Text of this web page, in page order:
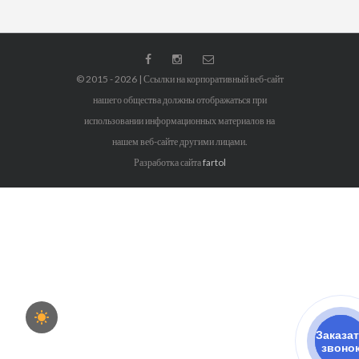
© 2015 - 2026 | Ссылки на корпоративный веб-сайт
нашего общества должны отображаться при
использовании информационных материалов на
нашем веб-сайте другими лицами.
Разработка сайтаfartol